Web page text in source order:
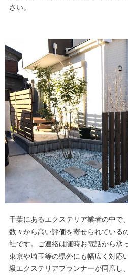
さい。
千葉にあるエクステリア業者の中で
数々から高い評価を寄せられている
社です。ご連絡は随時お電話から承
東京や埼玉等の県外にも幅広く対応
級エクステリアプランナーが同席し